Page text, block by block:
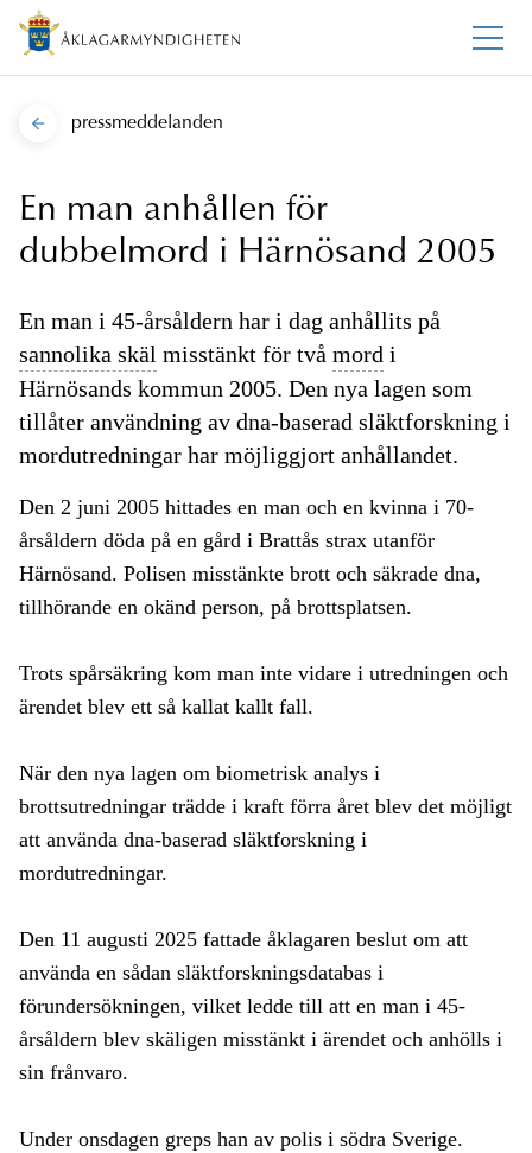
pressmeddelanden
En man anhållen för
dubbelmord i Härnösand 2005
En man i 45-årsåldern har i dag anhållits på
sannolika skäl misstänkt för två mord i
Härnösands kommun 2005. Den nya lagen som
tillåter användning av dna-baserad släktforskning i
mordutredningar har möjliggjort anhållandet.
Den 2 juni 2005 hittades en man och en kvinna i 70-
årsåldern döda på en gård i Brattås strax utanför
Härnösand. Polisen misstänkte brott och säkrade dna,
tillhörande en okänd person, på brottsplatsen.
Trots spårsäkring kom man inte vidare i utredningen och
ärendet blev ett så kallat kallt fall.
När den nya lagen om biometrisk analys i
brottsutredningar trädde i kraft förra året blev det möjligt
att använda dna-baserad släktforskning i
mordutredningar.
Den 11 augusti 2025 fattade åklagaren beslut om att
använda en sådan släktforskningsdatabas i
förundersökningen, vilket ledde till att en man i 45-
årsåldern blev skäligen misstänkt i ärendet och anhölls i
sin frånvaro.
Under onsdagen greps han av polis i södra Sverige.